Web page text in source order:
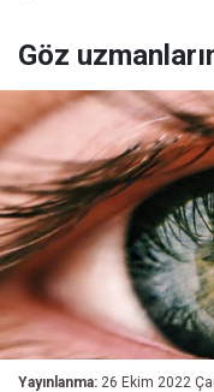
Göz
Yayınlanma: 26 Ekim 2022